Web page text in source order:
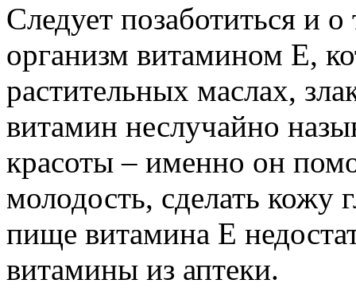
Следует позаботиться и
организм витамином E,
растительных маслах,
витамин неслучайно
красоты – именно он
молодость, сделать кожу
пище витамина E
витамины из аптеки.